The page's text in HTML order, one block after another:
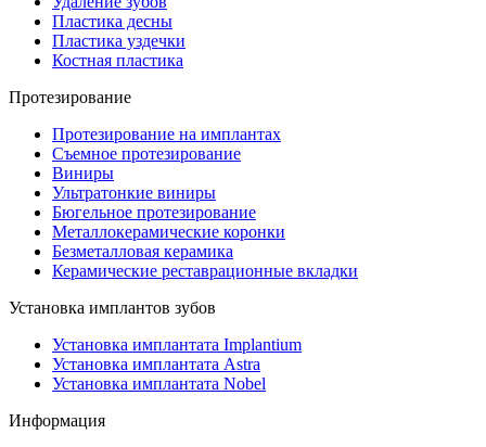
Пластика десны
Пластика уздечки
Костная пластика
Протезирование
Протезирование на имплантах
Съемное протезирование
Виниры
Ультратонкие виниры
Бюгельное протезирование
Металлокерамические коронки
Безметалловая керамика
Керамические реставрационные вкладки
Установка имплантов зубов
Установка имплантата Implantium
Установка имплантата Astra
Установка имплантата Nobel
Информация